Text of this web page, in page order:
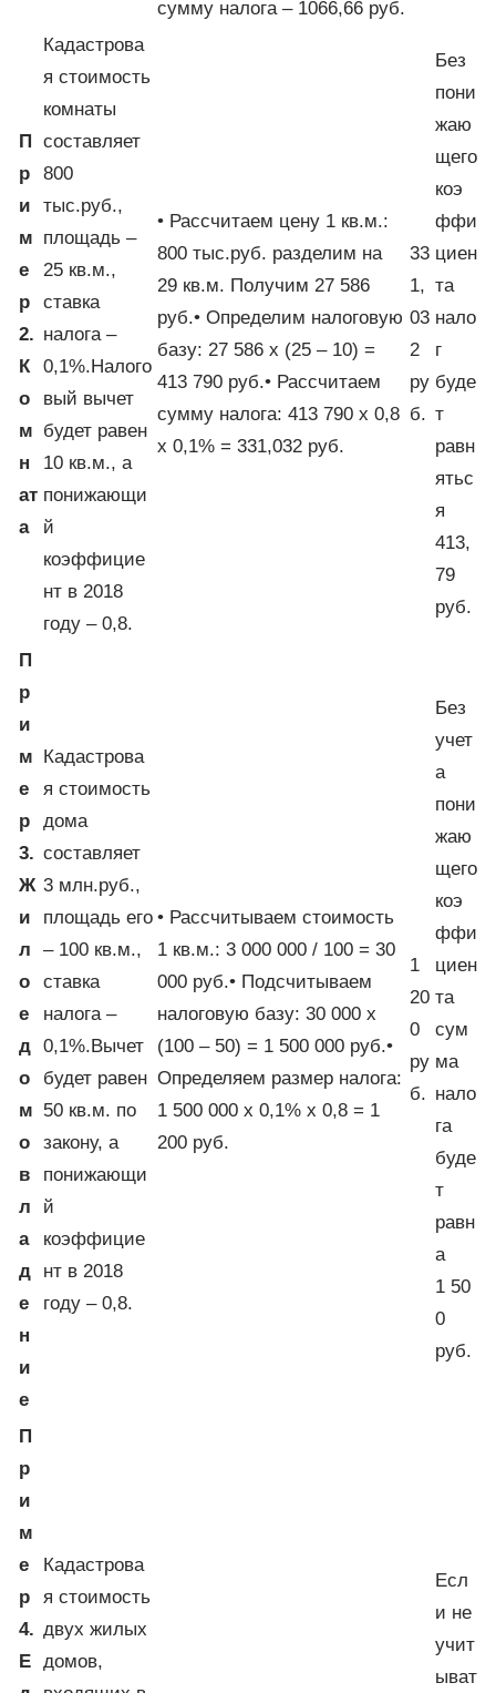
сумму налога – 1066,66 руб.
П
р
и
м
е
р
2.
К
о
м
н
ат
а
Кадастрова
я стоимость
комнаты
составляет
800
тыс.руб.,
площадь –
25 кв.м.,
ставка
налога –
0,1%.Налого
вый вычет
будет равен
10 кв.м., а
понижающи
й
коэффицие
нт в 2018
году – 0,8.
• Рассчитаем цену 1 кв.м.:
800 тыс.руб. разделим на
29 кв.м. Получим 27 586
руб.• Определим налоговую
базу: 27 586 х (25 – 10) =
413 790 руб.• Рассчитаем
сумму налога: 413 790 х 0,8
х 0,1% = 331,032 руб.
33
1,
03
2
ру
б.
Без
пони
жаю
щего
коэ
ффи
циен
та
нало
г
буде
т
равн
ятьс
я
413,
79
руб.
П
р
и
м
е
р
3.
Ж
и
л
о
е
д
о
м
о
в
л
а
д
е
н
и
е
Кадастрова
я стоимость
дома
составляет
3 млн.руб.,
площадь его
– 100 кв.м.,
ставка
налога –
0,1%.Вычет
будет равен
50 кв.м. по
закону, а
понижающи
й
коэффицие
нт в 2018
году – 0,8.
• Рассчитываем стоимость
1 кв.м.: 3 000 000 / 100 = 30
000 руб.• Подсчитываем
налоговую базу: 30 000 х
(100 – 50) = 1 500 000 руб.•
Определяем размер налога:
1 500 000 х 0,1% х 0,8 = 1
200 руб.
1
20
0
ру
б.
Без
учет
а
пони
жаю
щего
коэ
ффи
циен
та
сум
ма
нало
га
буде
т
равн
а
1 50
0
руб.
П
р
и
м
е
р
4.
Е
Кадастрова
я стоимость
двух жилых
домов,
Есл
и не
учит
ыват